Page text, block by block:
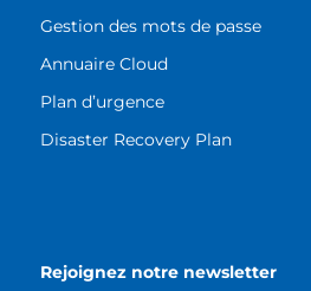
Gestion des mots de passe
Annuaire Cloud
Plan d’urgence
Disaster Recovery Plan
Rejoignez notre newsletter